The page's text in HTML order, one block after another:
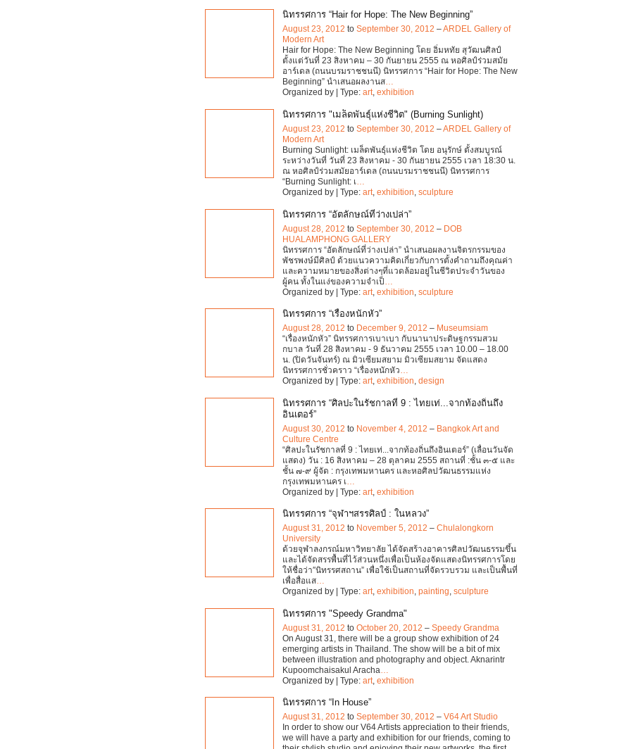
นิทรรศการ “Hair for Hope: The New Beginning”
August 23, 2012 to September 30, 2012 –ARDEL Gallery of
Modern Art
Hair for Hope: The New Beginning โดย อิ่มหทัย สุวัฒนศิลป์
ตั้งแต่วันที่ 23 สิงหาคม – 30 กันยายน 2555 ณ หอศิลป์ร่วมสมัย
อาร์เดล (ถนนบรมราชชนนี) นิทรรศการ “Hair for Hope: The New
Beginning” นำเสนอผลงานส…
Organized by | Type: art, exhibition
นิทรรศการ "เมล็ดพันธุ์แห่งชีวิต" (Burning Sunlight)
August 23, 2012 to September 30, 2012 –ARDEL Gallery of
Modern Art
Burning Sunlight: เมล็ดพันธุ์แห่งชีวิต โดย อนุรักษ์ ตั้งสมบูรณ์
ระหว่างวันที่ วันที่ 23 สิงหาคม - 30 กันยายน 2555 เวลา 18:30 น.
ณ หอศิลป์ร่วมสมัยอาร์เดล (ถนนบรมราชชนนี) นิทรรศการ
“Burning Sunlight: เ…
Organized by | Type: art, exhibition, sculpture
นิทรรศการ “อัตลักษณ์ที่ว่างเปล่า”
August 28, 2012 to September 30, 2012 – DOB
HUALAMPHONG GALLERY
นิทรรศการ “อัตลักษณ์ที่ว่างเปล่า” นำเสนอผลงานจิตรกรรมของ
พัชรพงษ์มีศิลป์ ด้วยแนวความคิดเกี่ยวกับการตั้งคำถามถึงคุณค่า
และความหมายของสิ่งต่างๆที่แวดล้อมอยู่ในชีวิตประจำวันของ
ผู้คน ทั้งในแง่ของความจำเป็
Organized by | Type: art exhibition sculpture
นิทรรศการ “เรื่องหนักหัว”
August 28, 2012 to December 9, 2012 – Museumsiam
“เรื่องหนักหัว” นิทรรศการเบาเบา กับนานาประดิษฐกรรมสวม
กบาล วันที่ 28 สิงหาคม - 9 ธันวาคม 2555 เวลา 10.00 – 18.00
น. (ปิดวันจันทร์) ณ มิวเซียมสยาม มิวเซียมสยาม จัดแสดง
นิทรรศการชั่วคราว “เรื่องหนักหัว…
Organized by | Type: art, exhibition, design
นิทรรศการ “ศิลปะในรัชกาลที่ 9 : ไทยเท่...จากท้องถิ่นถึง
อินเตอร์”
August 30, 2012 to November 4, 2012 – Bangkok Art and
Culture Centre
“ศิลปะในรัชกาลที่ 9 : ไทยเท่...จากท้องถิ่นถึงอินเตอร์” (เลื่อนวันจัด
แสดง) วัน : 16 สิงหาคม – 28 ตุลาคม 2555 สถานที่ :ชั้น ๓-๕ และ
ชั้น ๗-๙ ผู้จัด : กรุงเทพมหานคร และหอศิลปวัฒนธรรมแห่ง
กรุงเทพมหานคร เ
Organized by | Type: art exhibition
นิทรรศการ “จุฬาฯสรรศิลป์ : ในหลวง”
August 31, 2012 to November 5, 2012 – Chulalongkorn
University
ด้วยจุฬาลงกรณ์มหาวิทยาลัย ได้จัดสร้างอาคารศิลปวัฒนธรรมขึ้น
และได้จัดสรรพื้นที่ไว้ส่วนหนึ่งเพื่อเป็นห้องจัดแสดงนิทรรศการโดย
ให้ชื่อว่า″นิทรรศสถาน” เพื่อใช้เป็นสถานที่จัดรวบรวม และเป็นพื้นที่
เพื่อสื่อแส…
Organized by | Type: art, exhibition, painting, sculpture
นิทรรศการ "Speedy Grandma"
August 31, 2012 to October 20, 2012 – Speedy Grandma
On August 31, there will be a group show exhibition of 24
emerging artists in Thailand. The show will be a bit of mix
between illustration and photography and object. Aknarintr
Kupoomchaisakul Aracha…
Organized by | Type: art, exhibition
นิทรรศการ “In House”
August 31, 2012 to September 30, 2012 – V64 Art Studio
In order to show our V64 Artists appreciation to their friends,
we will have a party and exhibition for our friends, coming to